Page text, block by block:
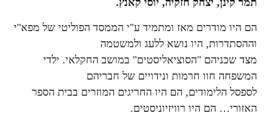
תמר קינן, יצחק חזקיה, יוסי קאנץ.
הם היו מודרים מאז ומתמיד ע"י הממסד הפוליטי של מפא"י
וההסתדרות, היו נושא ללעג ולמשטמה
מצד שכניהם "הסוציאליסטים" במושב החקלאי. ילדי
המשפחה חוו חרמות ונידויים של חבריהם
לספסל הלימודים, הם היו החריגים המוזרים בבית הספר
האזורי… הם היו רוויזיוניסטים.